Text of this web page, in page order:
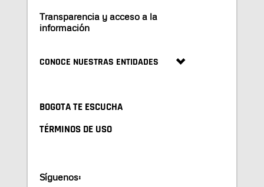
Transparencia y acceso a la
información
CONOCE NUESTRAS ENTIDADES
BOGOTA TE ESCUCHA
TÉRMINOS DE USO
Síguenos: